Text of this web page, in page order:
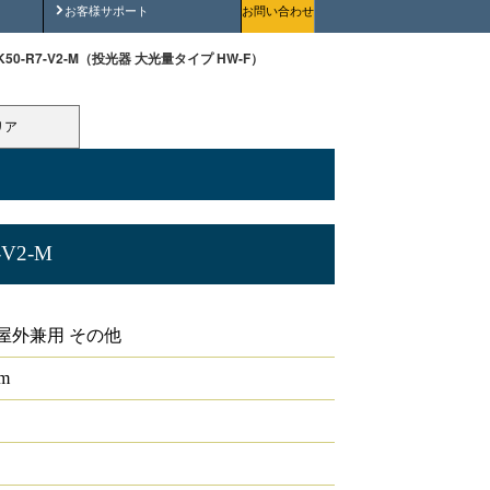
お客様サポート
安全にご使用いただくためにお問い合わせ
R7-V2-M（投光器 大光量タイプ HW-F）
ア
M
外兼用 その他